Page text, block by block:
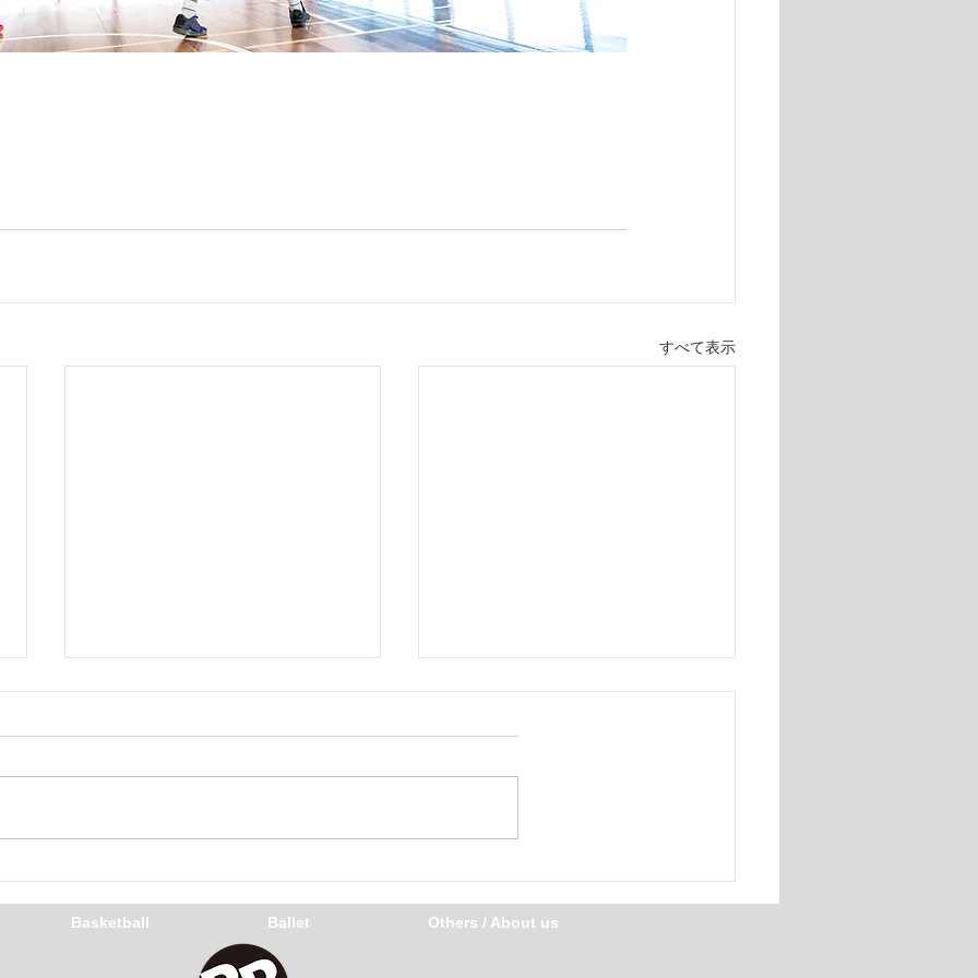
すべて表示
いま、食育
Basketball Ballet Others / About us